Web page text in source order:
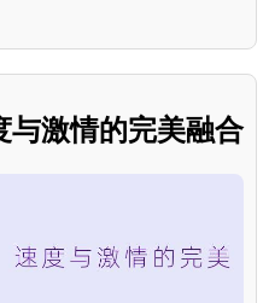
与激情的完美融合